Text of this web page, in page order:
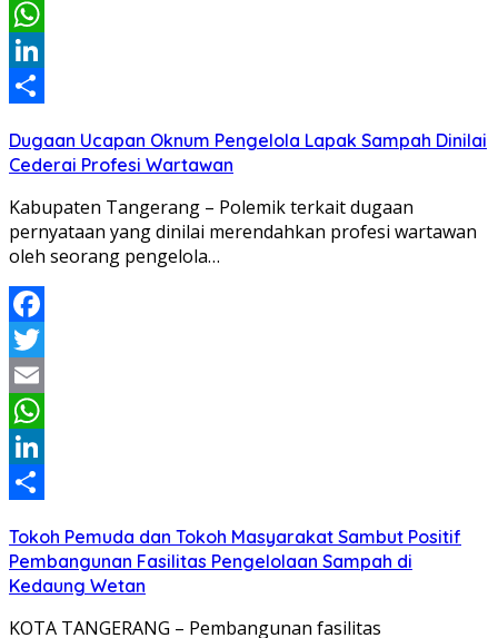
Email
WhatsApp
LinkedIn
Dugaan Ucapan Oknum Pengelola Lapak Sampah Dinilai
Cederai Profesi Wartawan
Kabupaten Tangerang – Polemik terkait dugaan
pernyataan yang dinilai merendahkan profesi wartawan
oleh seorang pengelola…
Facebook
Twitter
Email
WhatsApp
LinkedIn
Tokoh Pemuda dan Tokoh Masyarakat Sambut Positif
Pembangunan Fasilitas Pengelolaan Sampah di
Kedaung Wetan
KOTA TANGERANG – Pembangunan fasilitas